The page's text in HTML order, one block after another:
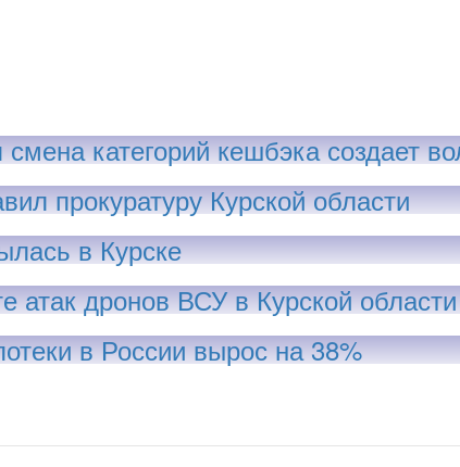
категорий кешбэка создает
прокуратуру Курской области
в Курске
атак дронов ВСУ в Курской области
в России вырос на 38%